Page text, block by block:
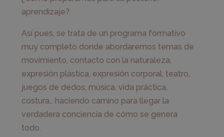
aprendizaje?
Así pues, se trata de un programa formativo
muy completo donde abordaremos temas de
movimiento, contacto con la naturaleza,
expresión plástica, expresión corporal, teatro,
juegos de dedos, música, vida práctica,
costura… haciendo camino para llegar la
verdadera conciencia de cómo se genera
todo.